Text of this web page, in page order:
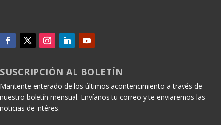
SUSCRIPCIÓN AL BOLETÍN
Mantente enterado de los últimos acontencimiento a través de
nuestro boletín mensual. Envíanos tu correo y te enviaremos las
noticias de intéres.